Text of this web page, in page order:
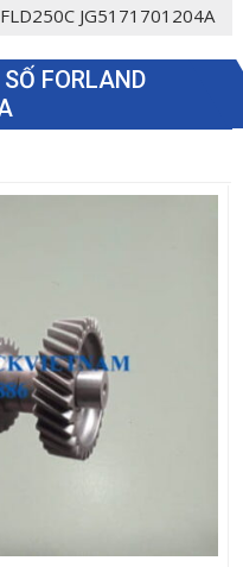
JG5171701204A
FORLAND